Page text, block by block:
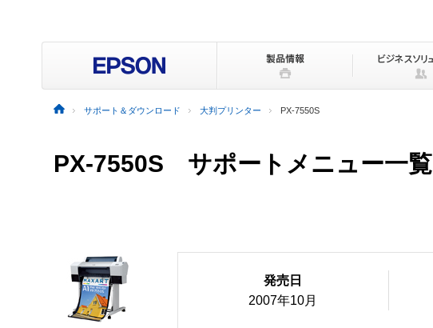
サポート＆ダウンロード 大判プリンター PX-7550S
PX-7550S サポートメニュー一覧
発売日
2007年10月